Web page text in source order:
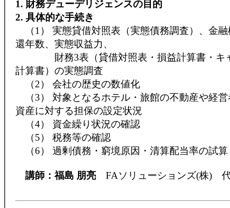
1. 財務デューデリジェンスの目的
2. 具体的な手続き
（1） 実態貸借対照表（実態債務調査）、金
還年数、実態収益力、
財務3表（貸借対照表・損益計算書・キ
計算書）の実態調査
（2） 会社の歴史の数値化
（3） 対象となるホテル・旅館の不動産や経
資産に対する担保の設定状況
（4） 資金繰り状況の確認
（5） 税務等の確認
（6） 過剰債務・窮境原因・清算配当率の試算
講師：福島 朋亮 FAソリューションズ(株)